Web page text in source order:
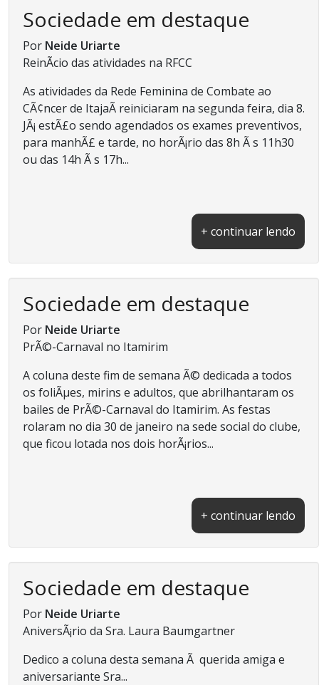
Sociedade em destaque
Por Neide Uriarte
ReinÃ­cio das atividades na RFCC
As atividades da Rede Feminina de Combate ao
CÃ¢ncer de ItajaÃ­ reiniciaram na segunda feira, dia 8.
JÃ¡ estÃ£o sendo agendados os exames preventivos,
para manhÃ£ e tarde, no horÃ¡rio das 8h Ã s 11h30
ou das 14h Ã s 17h...
+ continuar lendo
Sociedade em destaque
Por Neide Uriarte
PrÃ©-Carnaval no Itamirim
A coluna deste fim de semana Ã© dedicada a todos
os foliÃµes, mirins e adultos, que abrilhantaram os
bailes de PrÃ©-Carnaval do Itamirim. As festas
rolaram no dia 30 de janeiro na sede social do clube,
que ficou lotada nos dois horÃ¡rios...
+ continuar lendo
Sociedade em destaque
Por Neide Uriarte
AniversÃ¡rio da Sra. Laura Baumgartner
Dedico a coluna desta semana Ã querida amiga e
aniversariante Sra...